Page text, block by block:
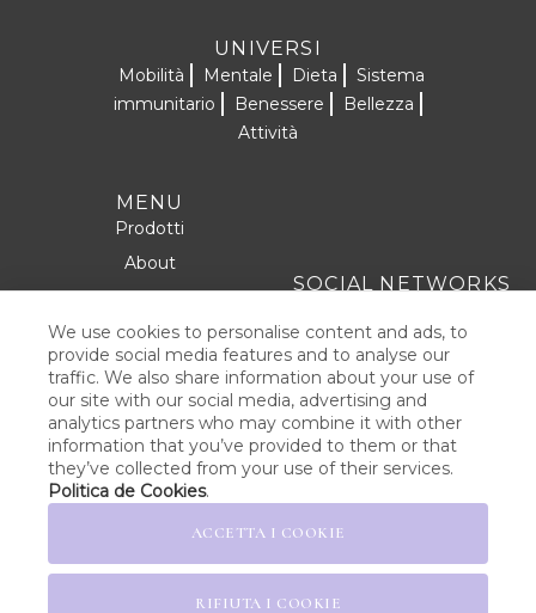
We use cookies to personalise content and ads, to
provide social media features and to analyse our
traffic. We also share information about your use of
our site with our social media, advertising and
analytics partners who may combine it with other
information that you’ve provided to them or that
they’ve collected from your use of their services.
Politica de Cookies.
ACCETTA I COOKIE
RIFIUTA I COOKIE
UNIVERSI
Mobilità Mentale Dieta
Sistema
immunitario
Benessere
Bellezza
Attività
MENU
Prodotti
About
Formule
Contatto
SOCIAL NETWORKS
AVVISO LEGALE
POLITICA SULLA PRIVACY
POLITICA DEL COOKIE
VENDITA